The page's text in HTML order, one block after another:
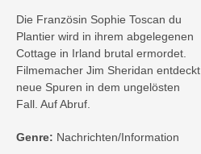
Die Französin Sophie Toscan du
Plantier wird in ihrem abgelegenen
Cottage in Irland brutal ermordet.
Filmemacher Jim Sheridan entdeckt
neue Spuren in dem ungelösten
Fall. Auf Abruf.
Genre: Nachrichten/Information